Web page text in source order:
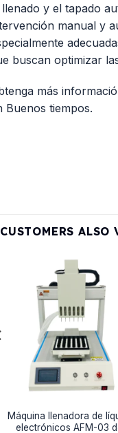
y el tapado
manual y
buscan optimizar
más
Buenos tiempos.
CUSTOMERS ALSO
Máquina llenadora de
electrónicos AFM-03